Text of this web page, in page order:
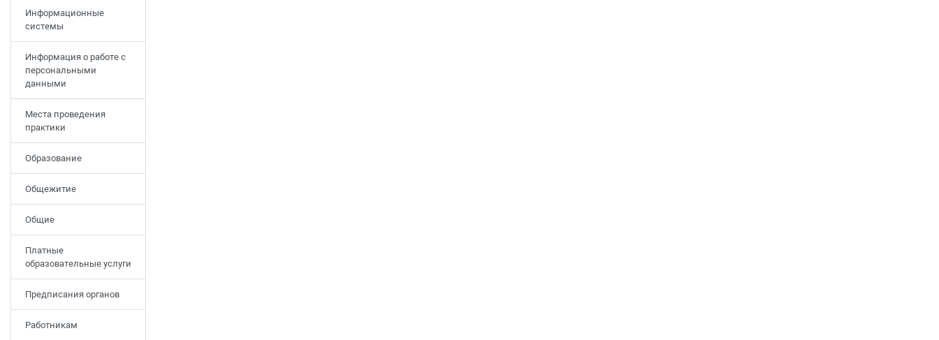
Информационные
системы
Информация о работе с
персональными
данными
Места проведения
практики
Образование
Общежитие
Общие
Платные
образовательные услуги
Предписания органов
Работникам